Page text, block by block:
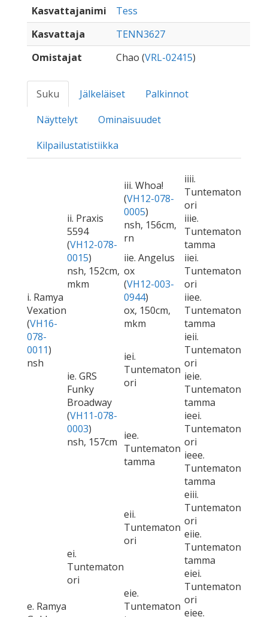
Kasvattajanimi
Tess
Kasvattaja
TENN3627
Omistajat
Chao (VRL-02415)
Suku Jälkeläiset
Palkinnot
Näyttelyt
Ominaisuudet
Kilpailustatistiikka
i. Ramya
Vexation
(VH16-
078-
0011)
nsh
ii. Praxis
5594
(VH12-078-
0015)
nsh, 152cm,
mkm
iii. Whoa!
(VH12-078-
0005)
nsh, 156cm,
rn
iiii.
Tuntematon
ori
iiie.
Tuntematon
tamma
iie. Angelus
ox
(VH12-003-
0944)
ox, 150cm,
mkm
iiei.
Tuntematon
ori
iiee.
Tuntematon
tamma
ie. GRS
Funky
Broadway
(VH11-078-
0003)
nsh, 157cm
iei.
Tuntematon
ori
ieii.
Tuntematon
ori
ieie.
Tuntematon
tamma
iee.
Tuntematon
tamma
ieei.
Tuntematon
ori
ieee.
Tuntematon
tamma
e. Ramya
ei.
Tuntematon
ori
eii.
Tuntematon
ori
eiii.
Tuntematon
ori
eiie.
Tuntematon
tamma
eie.
Tuntematon
eiei.
Tuntematon
ori
eiee.